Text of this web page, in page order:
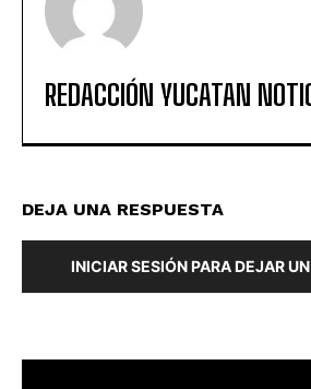
REDACCIÓN YUCATAN
DEJA UNA RESPUESTA
INICIAR SESIÓN PARA DEJAR